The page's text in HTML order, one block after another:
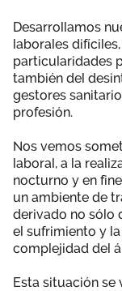
Sala de
Empleo
Vídeos
Desarrollamos
laborales
particularidades
también del
gestores
profesión.
Nos vemos
laboral, a la
nocturno y en
un ambiente de
derivado no sólo
el sufrimiento y
complejidad del
Esta situación se